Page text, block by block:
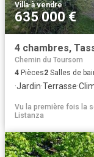
Villa·à vendre
635 000 €
4 chambres,
Chemin du Toursom
4 Pièces2 Salles de
·Jardin·Terrasse·
Vu la première fois la
Listanza